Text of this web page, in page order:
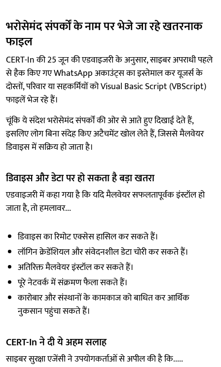
भरोसेमंद संपर्कों के नाम पर भेजे जा रहे खतरनाक
फाइल
CERT-In की 25 जून की एडवाइजरी के अनुसार, साइबर अपराधी पहले
से हैक किए गए WhatsApp अकाउंट्स का इस्तेमाल कर यूजर्स के
दोस्तों, परिवार या सहकर्मियों को Visual Basic Script (VBScript)
फाइलें भेज रहे हैं।
चूंकि ये संदेश भरोसेमंद संपर्कों की ओर से आते हुए दिखाई देते हैं,
इसलिए लोग बिना संदेह किए अटैचमेंट खोल लेते हैं, जिससे मैलवेयर
डिवाइस में सक्रिय हो जाता है।
डिवाइस और डेटा पर हो सकता है बड़ा खतरा
एडवाइजरी में कहा गया है कि यदि मैलवेयर सफलतापूर्वक इंस्टॉल हो
जाता है, तो हमलावर...
डिवाइस का रिमोट एक्सेस हासिल कर सकते हैं।
लॉगिन क्रेडेंशियल और संवेदनशील डेटा चोरी कर सकते हैं।
अतिरिक्त मैलवेयर इंस्टॉल कर सकते हैं।
पूरे नेटवर्क में संक्रमण फैला सकते हैं।
कारोबार और संस्थानों के कामकाज को बाधित कर आर्थिक
नुकसान पहुंचा सकते हैं।
CERT-In ने दी ये अहम सलाह
साइबर सुरक्षा एजेंसी ने उपयोगकर्ताओं से अपील की है कि.....